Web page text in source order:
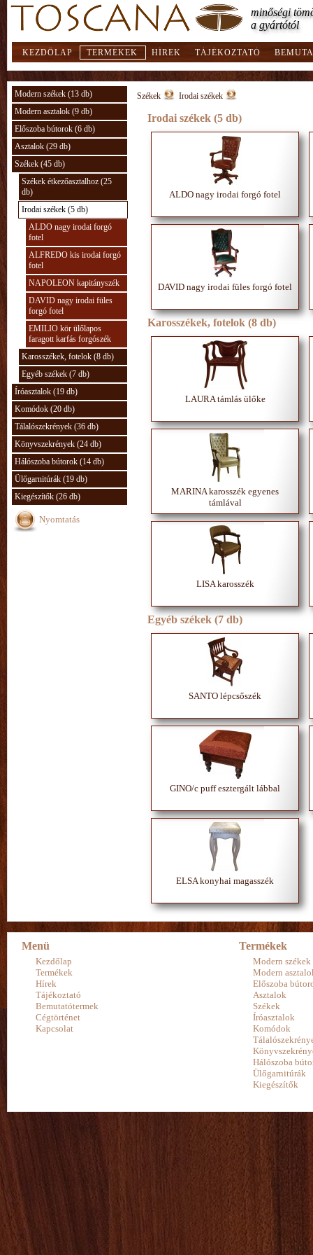
minőségi
a gyártótól
minőségi
a gyártótól
minőségi
a gyártótól
minőségi
a gyártótól
minőségi
a gyártótól
minőségi
a gyártótól
minőségi
a gyártótól
minőségi
a gyártótól
minőségi
a gyártótól
minőségi
a gyártótól
minőségi
a gyártótól
minőségi
a gyártótól
minőségi
a gyártótól
minőségi
a gyártótól
minőségi
a gyártótól
minőségi
a gyártótól
minőségi
a gyártótól
minőségi
a gyártótól
KEZDŐLAP TERMÉKEK HÍREK TÁJÉKOZTATÓ
Modern székek (13 db)
Modern asztalok (9 db)
Előszoba bútorok (6 db)
Asztalok (29 db)
Székek (45 db)
Székek étkezőasztalhoz (25
db)
Irodai székek (5 db)
ALDO nagy irodai forgó
fotel
ALFREDO kis irodai forgó
fotel
NAPOLEON kapitányszék
DAVID nagy irodai füles
forgó fotel
EMILIO kör ülőlapos
faragott karfás forgószék
Karosszékek, fotelok (8 db)
Egyéb székek (7 db)
Íróasztalok (19 db)
Komódok (20 db)
Tálalószekrények (36 db)
Könyvszekrények (24 db)
Hálószoba bútorok (14 db)
Ülőgarnitúrák (19 db)
Kiegészítők (26 db)
Nyomtatás
Székek Irodai székek
Irodai székek (5 db)
ALDO nagy irodai forgó fotel
DAVID nagy irodai füles forgó fotel
Karosszékek, fotelok (8 db)
LAURA támlás ülőke
MARINA karosszék egyenes
támlával
LISA karosszék
Egyéb székek (7 db)
SANTO lépcsőszék
GINO/c puff esztergált lábbal
ELSA konyhai magasszék
Menü
Kezdőlap
Termékek
Hírek
Tájékoztató
Bemutatótermek
Cégtörténet
Kapcsolat
Termékek
Modern székek
Modern
Előszoba
Asztalok
Székek
Íróasztalok
Komódok
Hálószoba
Ülőgarnitúrák
Kiegészítők